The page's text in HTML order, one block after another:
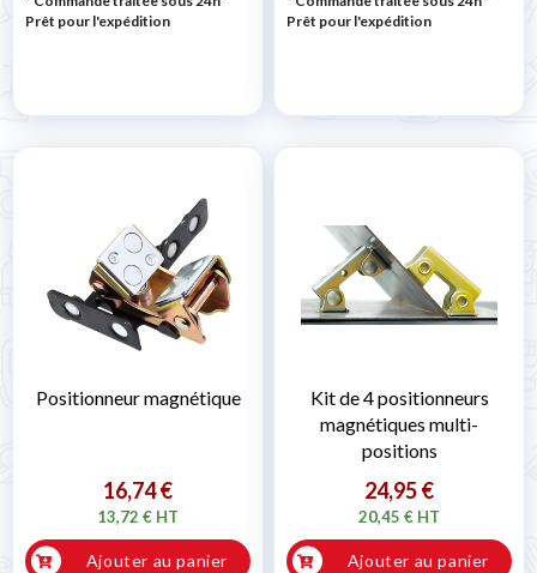
Prêt pour l'expédition
Prêt pour l'expédition
Positionneur magnétique
16,74 €
13,72 € HT
Ajouter au panier
Kit de 4 positionneurs
magnétiques multi-
positions
24,95 €
20,45 € HT
Ajouter au panier